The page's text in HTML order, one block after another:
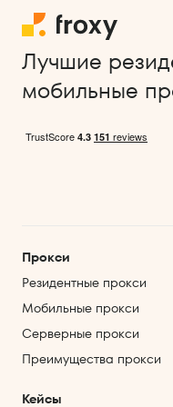
Лучшие
мобильные
Прокси
Резидентные прокси
Мобильные прокси
Серверные прокси
Преимущества прокси
Кейсы